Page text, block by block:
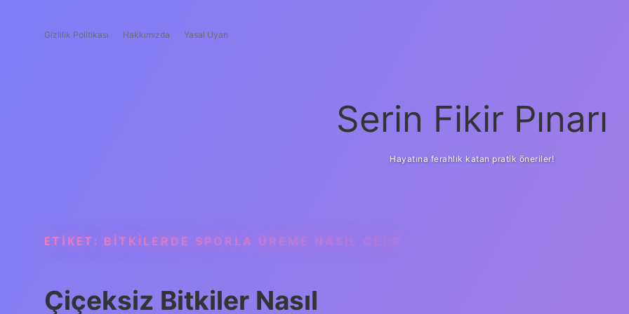
Gizlilik Politikası Hakkımızda Yasal Uyarı
Serin Fikir Pınarı
Hayatına ferahlık katan pratik öneriler!
ETIKET: BITKILERDE SPORLA ÜREME NASIL OLUR
Çiçeksiz Bitkiler Nasıl